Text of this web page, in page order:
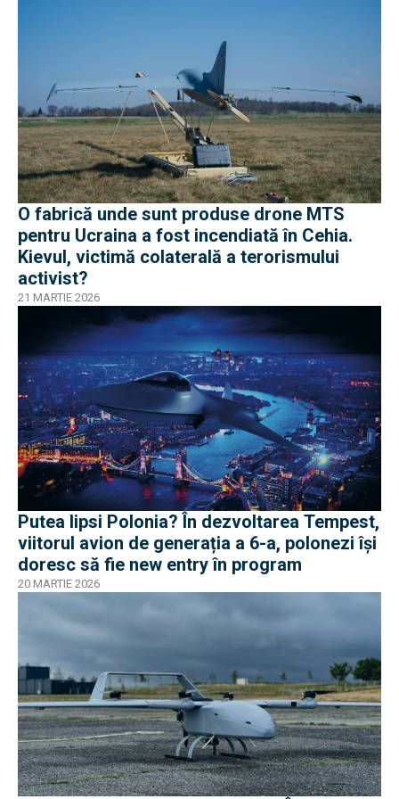
O fabrică unde sunt produse drone MTS
pentru Ucraina a fost incendiată în Cehia.
Kievul, victimă colaterală a terorismului
activist?
21 MARTIE 2026
Putea lipsi Polonia? În dezvoltarea Tempest,
viitorul avion de generația a 6-a, polonezi își
doresc să fie new entry în program
20 MARTIE 2026